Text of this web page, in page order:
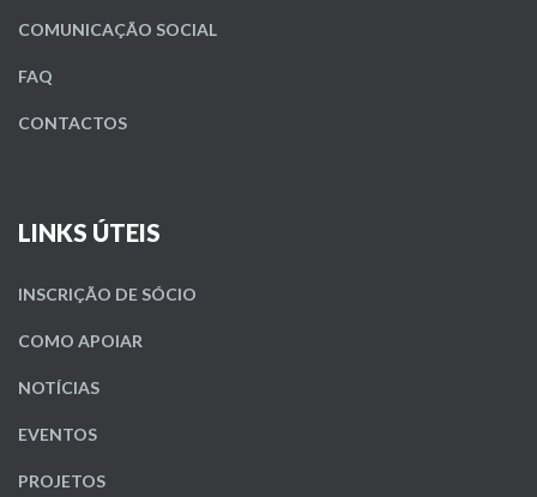
COMUNICAÇÃO SOCIAL
FAQ
CONTACTOS
LINKS ÚTEIS
INSCRIÇÃO DE SÓCIO
COMO APOIAR
NOTÍCIAS
EVENTOS
PROJETOS